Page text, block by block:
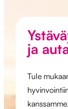
ja
Tule